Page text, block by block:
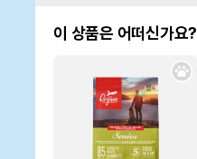
이 상품은 어떠신가요?